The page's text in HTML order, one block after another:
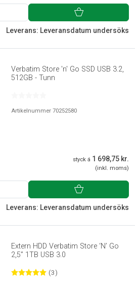
Leverans: Leveransdatum undersöks
Verbatim Store 'n' Go SSD USB 3.2,
512GB - Tunn
Artikelnummer 70252580
styck á 1 698,75 kr.
(inkl. moms)
Leverans: Leveransdatum undersöks
Extern HDD Verbatim Store ‘N’ Go
2,5” 1TB USB 3.0
(3)